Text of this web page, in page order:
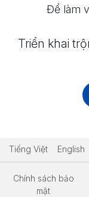
Để làm
Triển khai
Tiếng Việt English
Chính sách bảo
mật